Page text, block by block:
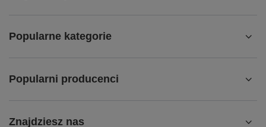
Popularne kategorie
Popularni producenci
Znajdziesz nas